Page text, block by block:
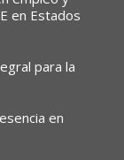
en Estados
para la
en